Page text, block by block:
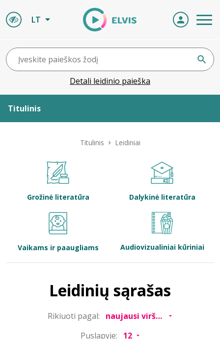
LT
Detali leidinio paieška
Titulinis
Bibliotekoms
Titulinis Leidiniai
Grožinė literatūra Dalykinė literatūra
Vaikams ir paaugliams Audiovizualiniai kūriniai
Leidinių sąrašas
Rikiuoti pagal:
Puslapyje: